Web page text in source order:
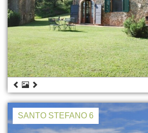
SANTO STEFANO 6